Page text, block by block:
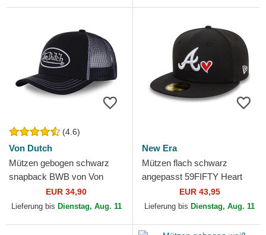
(4.6)
Von Dutch
Mützen gebogen schwarz
snapback BWB von Von
EUR 34,90
Lieferung bis Dienstag, Aug. 11
New Era
Mützen flach schwarz
angepasst 59FIFTY Heart
Icon der Atlanta Braves MLB
von New Era
EUR 43,95
Lieferung bis Dienstag, Aug. 11